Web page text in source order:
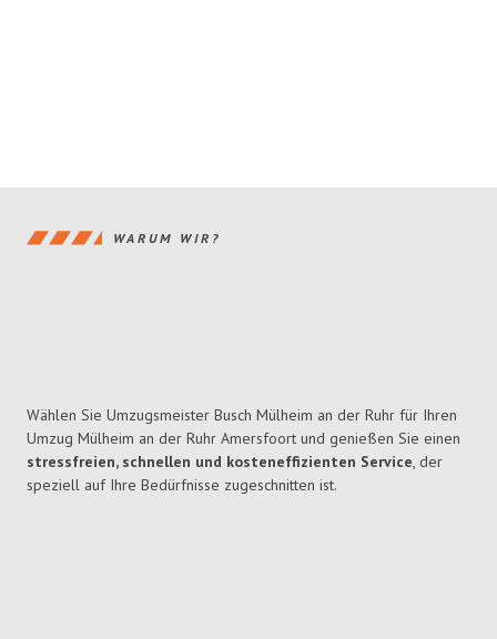
WARUM WIR?
Wählen Sie Umzugsmeister Busch Mülheim an der Ruhr für Ihren
Umzug Mülheim an der Ruhr Amersfoort und genießen Sie einen
stressfreien, schnellen und kosteneffizienten Service, der
speziell auf Ihre Bedürfnisse zugeschnitten ist.